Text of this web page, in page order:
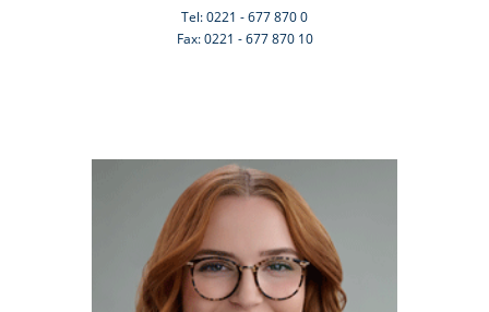
Tel: 0221 - 677 870 0
Fax: 0221 - 677 870 10